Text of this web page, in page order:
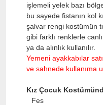
işlemeli yelek bazı
bu sayede fistanın kol
şalvar rengi kostümün
gibi farklı renklerle
ya da alınlık kullanılır.
Yemeni ayakkabılar
ve sahnede kullanıma
Kız Çocuk
Fes